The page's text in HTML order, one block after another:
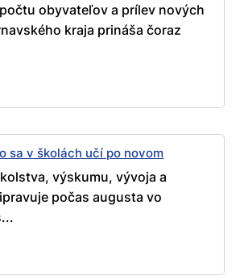
obyvateľov a prílev nových
kraja prináša čoraz
sa v školách učí po novom
výskumu, vývoja a
počas augusta vo